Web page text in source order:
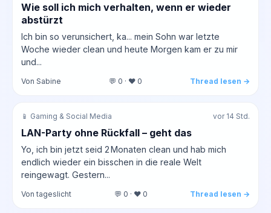
Wie soll ich mich verhalten, wenn er wieder
abstürzt
Ich bin so verunsichert, ka... mein Sohn war letzte
Woche wieder clean und heute Morgen kam er zu mir
und...
Von Sabine 💬 0 · ❤️ 0 Thread lesen →
📱 Gaming & Social Media vor 14 Std.
LAN-Party ohne Rückfall – geht das
Yo, ich bin jetzt seid 2 Monaten clean und hab mich
endlich wieder ein bisschen in die reale Welt
reingewagt. Gestern...
Von tageslicht 💬 0 · ❤️ 0 Thread lesen →